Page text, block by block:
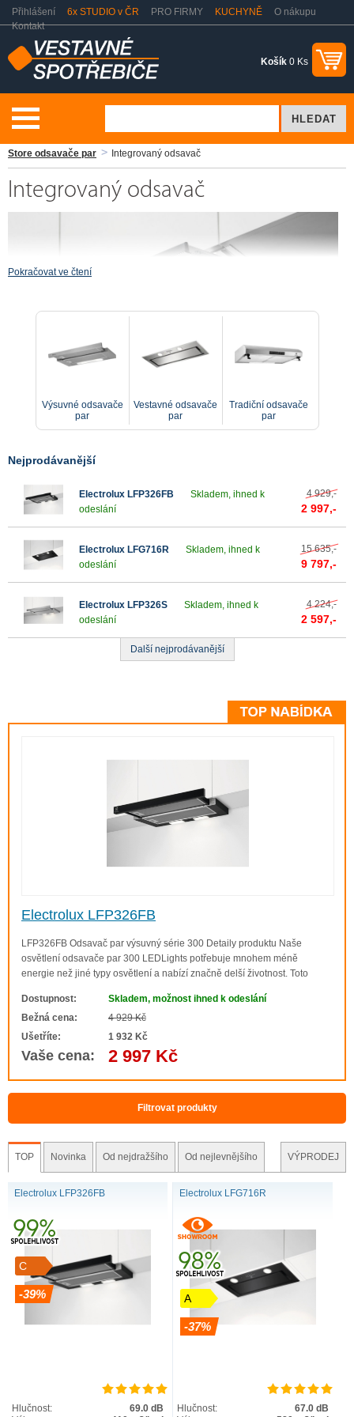
Přihlášení 6x STUDIO v ČR PRO FIRMY KUCHYNĚ
O nákupu
Kontakt
Košík 0 Ks
Store odsavače par
Integrovaný odsavač
Integrovaný odsavač
Integrované odsavače
Naše integrované odsavače par jsou našimi
vaření a udržují v kuchyni příjemné prostředí, aniž by
Výsuvné odsavače par
Výsuvný odsavač par se skrývá ve skříňce nad
varnou deskou a je viditelný pouze při používání.
Po skončení vaření ho jednoduše zasuňte zpět.
Pokračovat ve čtení
Výsuvné odsavače
par
Vestavné odsavače
par
Tradiční odsavače
par
Nejprodávanější
Electrolux LFP326FB
Skladem, ihned k
odeslání
4 929,-
2 997,-
Electrolux LFG716R
Skladem, ihned k
odeslání
15 635,-
9 797,-
Electrolux LFP326S
Skladem, ihned k
odeslání
4 224,-
2 597,-
Další nejprodávanější
Electrolux LFP326FB
LFP326FB Odsavač par výsuvný série 300 Detaily produktu Naše
osvětlení odsavače par 300 LEDLights potřebuje mnohem méně
energie než jiné typy osvětlení a nabízí značně delší životnost. Toto
všechny vaše požadavky při vařen..
Dostupnost:
Skladem, možnost ihned k odeslání
Bežná cena:
4 929 Kč
Ušetříte:
1 932 Kč
Vaše cena: 2 997 Kč
Filtrovat produkty
TOP Novinka Od nejdražšího Od nejlevnějšího VÝPRODEJ
Electrolux LFP326FB
C
-39%
Hlučnost:
69.0 dB
Electrolux LFG716R
A
-37%
Hlučnost:
67.0 dB